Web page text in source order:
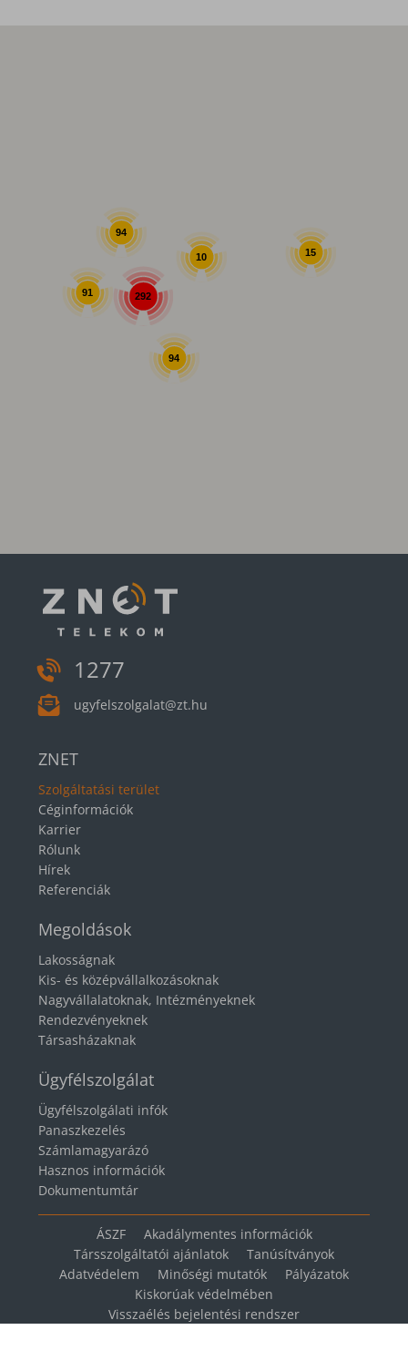
292
94
94
10 15
91
1277
ugyfelszolgalat@zt.hu
ZNET
Szolgáltatási terület
Céginformációk
Karrier
Rólunk
Hírek
Referenciák
Megoldások
Lakosságnak
Kis- és középvállalkozásoknak
Nagyvállalatoknak, Intézményeknek
Rendezvényeknek
Társasházaknak
Ügyfélszolgálat
Ügyfélszolgálati infók
Panaszkezelés
Számlamagyarázó
Hasznos információk
Dokumentumtár
ÁSZF
Akadálymentes információk
Társszolgáltatói ajánlatok
Tanúsítványok
Adatvédelem
Minőségi mutatók
Pályázatok
Kiskorúak védelmében
Visszaélés bejelentési rendszer